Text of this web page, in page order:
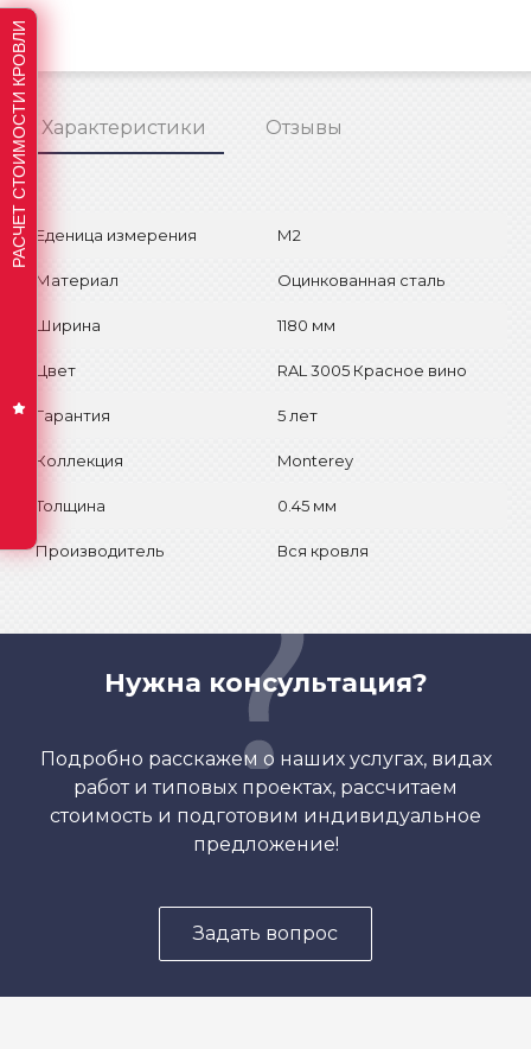
Характеристики Отзывы
Еденица измерения М2
Материал Оцинкованная сталь
Ширина 1180 мм
Цвет RAL 3005 Красное вино
Гарантия 5 лет
Коллекция Monterey
Толщина 0.45 мм
Производитель Вся кровля
Нужна консультация?
Подробно расскажем о наших услугах, видах
работ и типовых проектах, рассчитаем
стоимость и подготовим индивидуальное
предложение!
Задать вопрос
РАСЧЕТ СТОИМОСТИ КРОВЛИ